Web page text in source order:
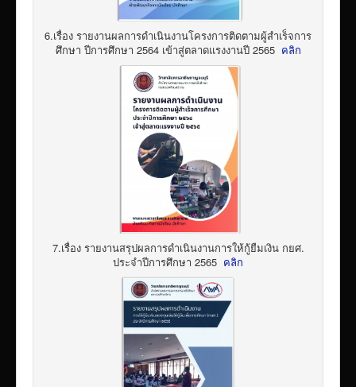
6.เรื่อง รายงานผลการดำเนินงานโครงการติดตามผู้สำเร็จการ
ศึกษา ปีการศึกษา 2564 เข้าสู่ตลาดแรงงานปี 2565 คลิก
7.เรื่อง รายงานสรุปผลการดำเนินงานการให้กู้ยืมเงิน กยศ.
ประจำปีการศึกษา 2565 คลิก